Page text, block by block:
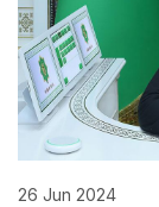
26 Jun 2024